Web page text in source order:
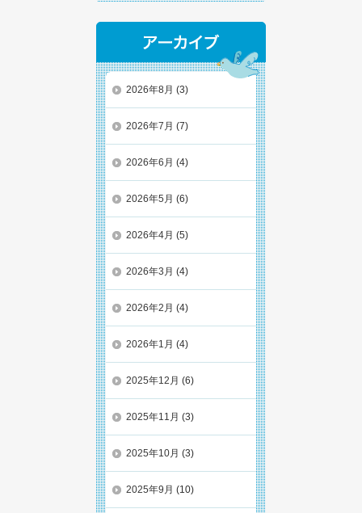
2026年8月 (3)
2026年7月 (7)
2026年6月 (4)
2026年5月 (6)
2026年4月 (5)
2026年3月 (4)
2026年2月 (4)
2026年1月 (4)
2025年12月 (6)
2025年11月 (3)
2025年10月 (3)
2025年9月 (10)